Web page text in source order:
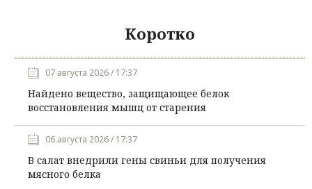
Коротко
07 августа 2026 / 17:37
Найдено вещество, защищающее белок
восстановления мышц от старения
06 августа 2026 / 17:37
В салат внедрили гены свиньи для получения
мясного белка